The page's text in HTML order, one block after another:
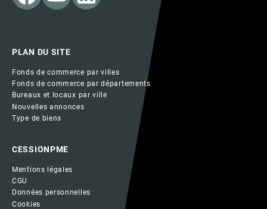
PLAN DU SITE
Fonds de commerce par villes
Fonds de commerce par départements
Bureaux et locaux par ville
Nouvelles annonces
Type de biens
CESSIONPME
Mentions légales
CGU
Données personnelles
Cookies